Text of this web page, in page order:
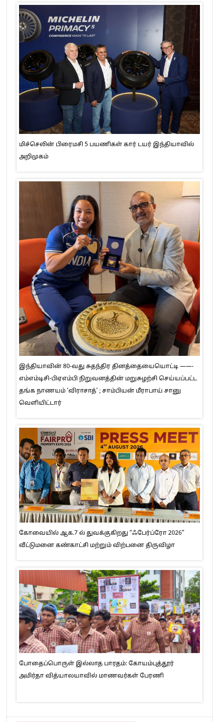
மிச்செலின் பிரைமசி 5 பயணிகள் கார் டயர் இந்தியாவில்
அறிமுகம்
இந்தியாவின் 80-வது சுதந்திர தினத்தையையொட்டி ——-
எம்எம்டிசி-பிஏஎம்பி நிறுவனத்தின் மறுசுழற்சி செய்யப்பட்ட
தங்க நாணயம் ‘விராசாத்’ ; சாம்பியன் மீராபாய் சானு
வெளியிட்டார்
கோவையில் ஆக.7 ல் துவக்குகிறது “ஃபேர்ப்ரோ 2026”
வீட்டுமனை கண்காட்சி மற்றும் விற்பனை திருவிழா
போதைப்பொருள் இல்லாத பாரதம்: கோயம்புத்தூர்
அமிர்தா வித்யாலயாவில் மாணவர்கள் பேரணி